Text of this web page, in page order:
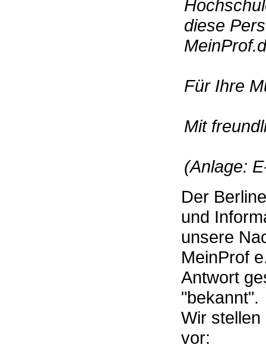
diese
Für Ihre
Mit
(Anlage:
Der
und
unsere
MeinProf
Antwort
"bekannt".
Wir stellen
vor: